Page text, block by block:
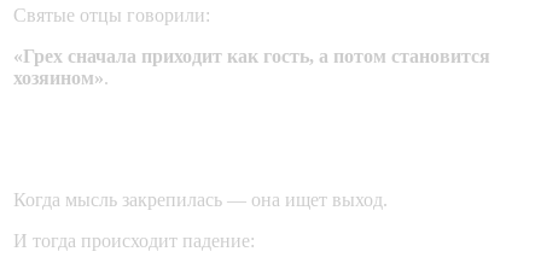
Святые отцы говорили:
«Грех сначала приходит как гость, а потом становится
хозяином».
Когда мысль закрепилась — она ищет выход.
И тогда происходит падение: